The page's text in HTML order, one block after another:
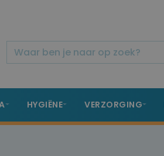
HYGIËNE VERZORGING